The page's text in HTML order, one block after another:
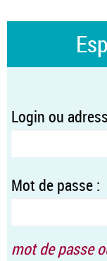
Login ou
Mot de passe :
mot de passe